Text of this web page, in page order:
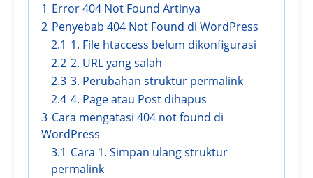
1 Error 404 Not Found Artinya
2 Penyebab 404 Not Found di WordPress
2.1 1. File htaccess belum dikonfigurasi
2.2 2. URL yang salah
2.3 3. Perubahan struktur permalink
2.4 4. Page atau Post dihapus
3 Cara mengatasi 404 not found di
WordPress
3.1 Cara 1. Simpan ulang struktur
permalink